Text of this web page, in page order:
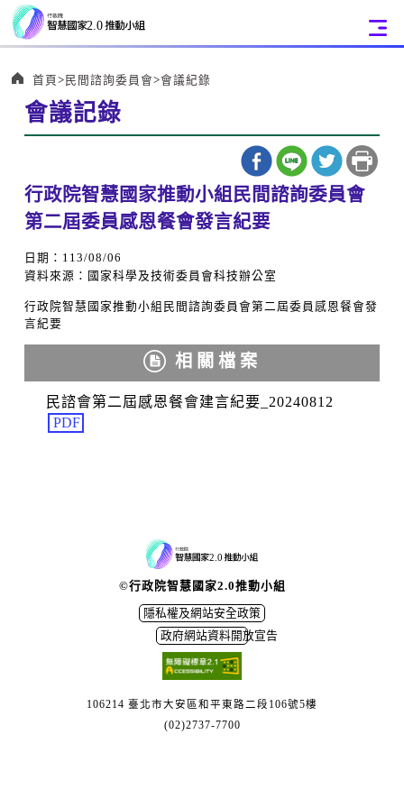
首頁 民間諮詢委員會 會議紀錄
會議記錄
:::
行政院智慧國家推動小組民間諮詢委員會
第二屆委員感恩餐會發言紀要
日期：113/08/06
資料來源：國家科學及技術委員會科技辦公室
行政院智慧國家推動小組民間諮詢委員會第二屆委員感恩餐會發
言紀要
相關檔案
民諮會第二屆感恩餐會建言紀要_20240812
PDF
©行政院智慧國家2.0推動小組
隱私權及網站安全政策
政府網站資料開放宣告
106214 臺北市大安區和平東路二段106號5樓
(02)2737-7700